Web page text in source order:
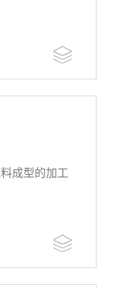
成型的加工